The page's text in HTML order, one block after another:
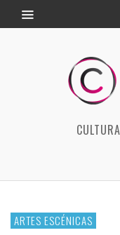
ARTES ESCÉNICAS